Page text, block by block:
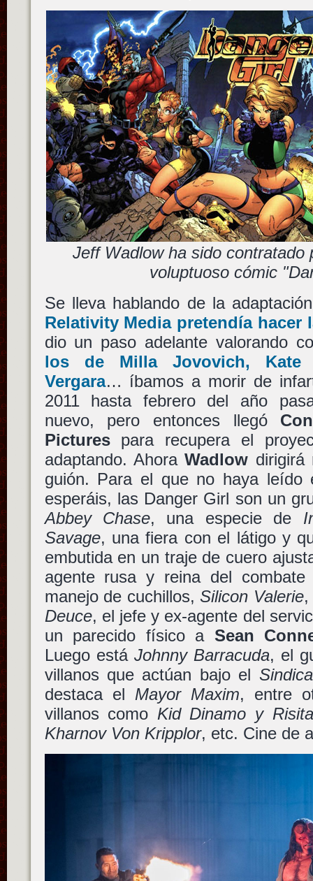
Jeff Wadlow ha sido contratado
voluptuoso cómic
Se lleva hablando de la
Relativity Mediapretendía hacer
dio un paso adelante valorando
los de Milla Jovovich, Kate
Vergara… íbamos a morir de
2011 hasta febrero del año
nuevo, pero entonces llegó
Picturespara recupera el
adaptando. AhoraWadlow dirigirá
guión. Para el que no haya
esperáis, las Danger Girl son un
Abbey Chase, una especie de
Savage, una fiera con el látigo y
embutida en un traje de cuero
agente rusa y reina del
manejo de cuchillos,Silicon Valerie,
Deuce, el jefe y ex-agente del
un parecido físico a Sean
Luego está Johnny Barracuda, el
villanos que actúan bajo el
destaca el Mayor Maxim, entre
villanos como Kid Dinamo y
Kharnov Von Kripplor, etc. Cine de